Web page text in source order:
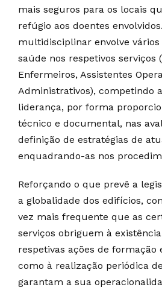
mais seguros para os locais
refúgio aos doentes
multidisciplinar envolve vários
saúde nos respetivos serviços
Enfermeiros, Assistentes
Administrativos), competindo
liderança, por forma
técnico e documental, nas
definição de estratégias de
enquadrando-as nos
Reforçando o que prevê a
a globalidade dos edifícios,
vez mais frequente que as
serviços obriguem à
respetivas ações de formação
como à realização periódica
garantam a sua